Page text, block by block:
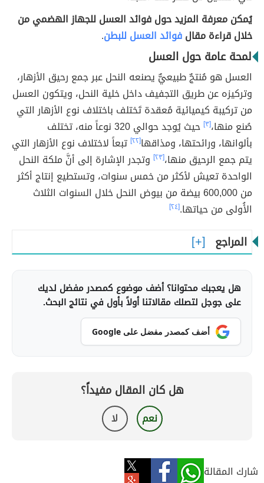
يُمكن معرفة المزيد حول فوائد العسل للجهاز الهضمي من
خلال قراءة مقالفوائد العسل للبطن.
لمحة عامة حول العسل
العسل هو مُنتجٌ طبيعيٌّ يصنعه النحل عبر جمع رحيق الأزهار،
وتركيزه عن طريق التجفيف داخل خلية النحل، ويتكون العسل
من تركيبة كيميائية مُعقدة تَختلف باختلاف نوع الأزهار التي
صُنع منها،[٣]
حيث يُوجد حوالي 320 نوعاً منه، تختلف
بألوانها، ورائحتها، ومذاقها[٢٢]
تبعاً لاختلاف نوع الأزهار التي
يتم جمع الرحيق منها،[٢٣]
وتجدر الإشارة إلى أنَّ ملكة النحل
الواحدة تعيش لأكثر من خمس سنوات، وتستطيع إنتاج أكثر
من 600,000 بيضة من بيوض النحل خلال السنوات الثلاث
الأُولى من حياتها.[٢٤]
المراجع
هل يعجبك محتوانا؟ أضف موضوع كمصدر مفضل لديك
على جوجل لتصلك مقالاتنا أولاً بأول في نتائج البحث.
أضف كمصدر مفضل على Google
هل كان المقال مفيداً؟
نعم لا
شارك المقالة